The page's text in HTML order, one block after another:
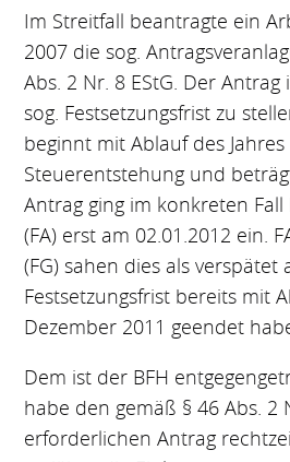
Im Streitfall beantragte ein
2007 die sog.
Abs. 2 Nr. 8 EStG. Der
sog. Festsetzungsfrist zu
beginnt mit Ablauf des
Steuerentstehung und
Antrag ging im konkreten
(FA) erst am 02.01.2012 ein.
(FG) sahen dies als verspätet
Festsetzungsfrist bereits mit
Dezember 2011 geendet
Dem ist der BFH
habe den gemäß § 46 Abs. 2
erforderlichen Antrag